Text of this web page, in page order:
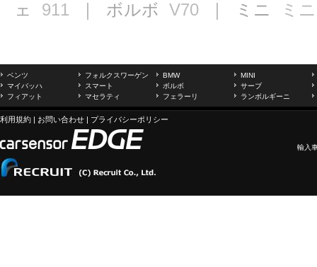
ェ 911 ｜ ボルボ V70 ｜ ミニ ミニ
ベンツ フォルクスワーゲン BMW
MINI
マイバッハ
スマート ボルボ
サーブ
フィアット
マセラティ フェラーリ ランボルギーニ
利用規約 | お問い合わせ | プライバシーポリシー
輸入